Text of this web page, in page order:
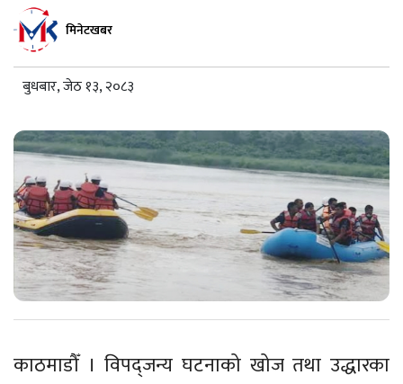
मिनेटखबर
बुधबार, जेठ १३, २०८३
काठमाडौँ । विपद्जन्य घटनाको खोज तथा उद्धारका